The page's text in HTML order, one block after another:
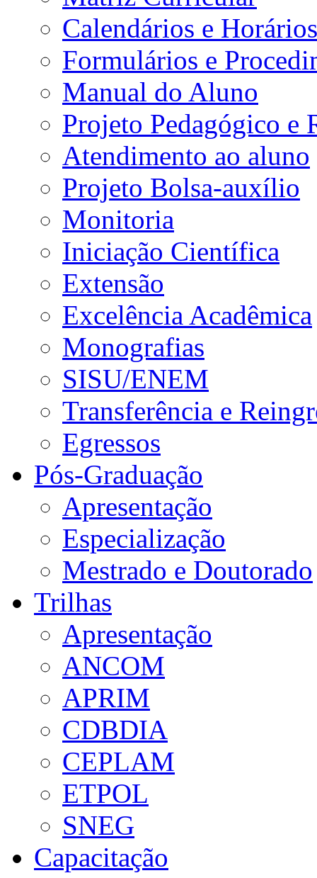
Calendários e Horários
Formulários e
Manual do Aluno
Projeto Pedagógico e
Atendimento ao aluno
Projeto Bolsa-auxílio
Monitoria
Iniciação Científica
Extensão
Excelência Acadêmica
Monografias
SISU/ENEM
Transferência e
Egressos
Pós-Graduação
Apresentação
Especialização
Mestrado e Doutorado
Trilhas
Apresentação
ANCOM
APRIM
CDBDIA
CEPLAM
ETPOL
SNEG
Capacitação